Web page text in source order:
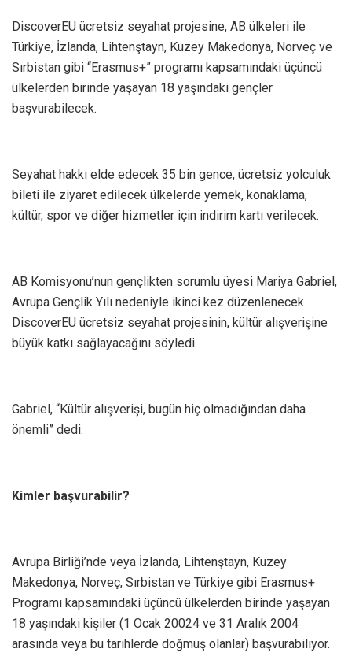
DiscoverEU ücretsiz seyahat projesine, AB ülkeleri ile
Türkiye, İzlanda, Lihtenştayn, Kuzey Makedonya, Norveç ve
Sırbistan gibi “Erasmus+” programı kapsamındaki üçüncü
ülkelerden birinde yaşayan 18 yaşındaki gençler
başvurabilecek.
Seyahat hakkı elde edecek 35 bin gence, ücretsiz yolculuk
bileti ile ziyaret edilecek ülkelerde yemek, konaklama,
kültür, spor ve diğer hizmetler için indirim kartı verilecek.
AB Komisyonu’nun gençlikten sorumlu üyesi Mariya Gabriel,
Avrupa Gençlik Yılı nedeniyle ikinci kez düzenlenecek
DiscoverEU ücretsiz seyahat projesinin, kültür alışverişine
büyük katkı sağlayacağını söyledi.
Gabriel, “Kültür alışverişi, bugün hiç olmadığından daha
önemli” dedi.
Kimler başvurabilir?
Avrupa Birliği’nde veya İzlanda, Lihtenştayn, Kuzey
Makedonya, Norveç, Sırbistan ve Türkiye gibi Erasmus+
Programı kapsamındaki üçüncü ülkelerden birinde yaşayan
18 yaşındaki kişiler (1 Ocak 20024 ve 31 Aralık 2004
arasında veya bu tarihlerde doğmuş olanlar) başvurabiliyor.